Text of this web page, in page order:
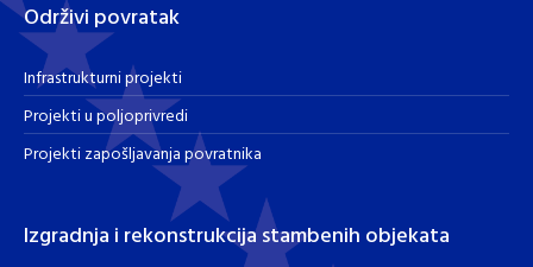
Održivi povratak
Infrastrukturni projekti
Projekti u poljoprivredi
Projekti zapošljavanja povratnika
Izgradnja i rekonstrukcija stambenih objekata